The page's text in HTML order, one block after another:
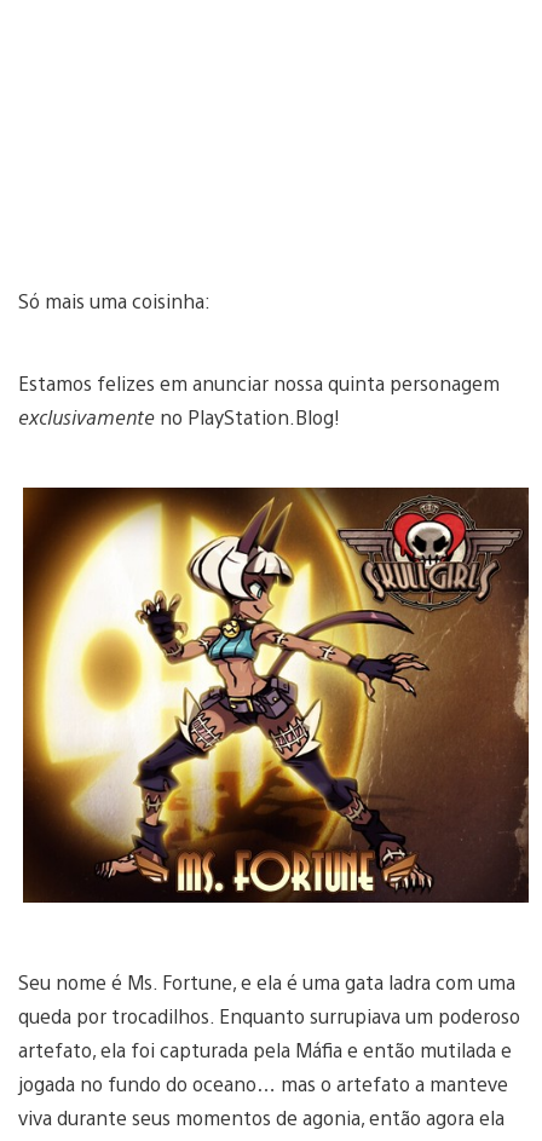
Só mais uma coisinha:
Estamos felizes em anunciar nossa quinta personagem
exclusivamente no PlayStation.Blog!
Seu nome é Ms. Fortune, e ela é uma gata ladra com uma
queda por trocadilhos. Enquanto surrupiava um poderoso
artefato, ela foi capturada pela Máfia e então mutilada e
jogada no fundo do oceano… mas o artefato a manteve
viva durante seus momentos de agonia, então agora ela